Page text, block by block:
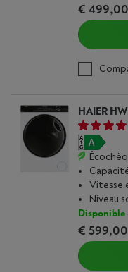
€ 499,00
HAIER
Vitesse
Niveau
Disponible
€ 599,00